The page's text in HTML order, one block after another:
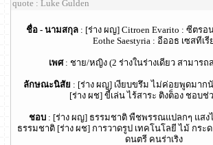
quote : Luke Gulden
ชื่อ - นามสกุล : [ร่าง ผญ] Citroen Evarito : ซีตรอ
Eothe Saestyria : อีออธ เซสทีเรี
เพศ: ชาย/หญิง (2 ร่างในร่างเดียว สามารถ
ลักษณะนิสัย : [ร่าง ผญ] เงียบขรึม ไม่ค่อยพูดมาก
[ร่าง ผช] ขี้เล่น ไร้สาระ ติงต็อง ชอบช่
ชอบ : [ร่าง ผญ] ธรรมชาติ พืชพรรณแปลกๆ แสง
ธรรมชาติ [ร่าง ผช] การวาดรูป เทคโนโลยี ไม้ กระ
ดนตรี คนร่าเริง